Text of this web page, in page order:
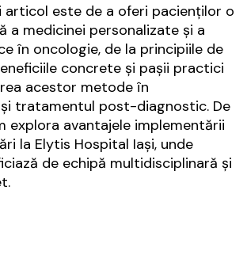
articol este de a oferi pacienților o
a medicinei personalizate și a
în oncologie, de la principiile de
concrete și pașii practici
acestor metode în
tratamentul post-diagnostic. De
explora avantajele implementării
la Elytis Hospital Iași, unde
de echipă multidisciplinară și